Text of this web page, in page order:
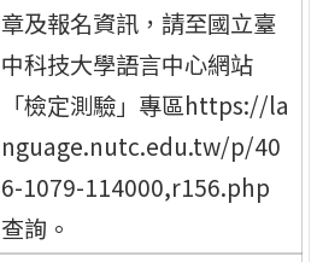
章及報名資訊，請至國立臺
中科技大學語言中心網站
「檢定測驗」專區https://la
nguage.nutc.edu.tw/p/40
6-1079-114000,r156.php
查詢。